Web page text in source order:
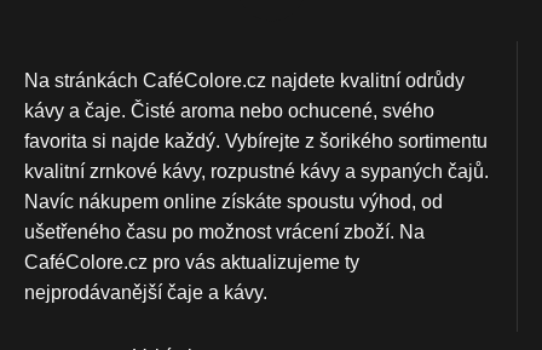
Na stránkách CaféColore.cz najdete kvalitní odrůdy
kávy a čaje. Čisté aroma nebo ochucené, svého
favorita si najde každý. Vybírejte z šorikého sortimentu
kvalitní zrnkové kávy, rozpustné kávy a sypaných čajů.
Navíc nákupem online získáte spoustu výhod, od
ušetřeného času po možnost vrácení zboží. Na
CaféColore.cz pro vás aktualizujeme ty
nejprodávanější čaje a kávy.